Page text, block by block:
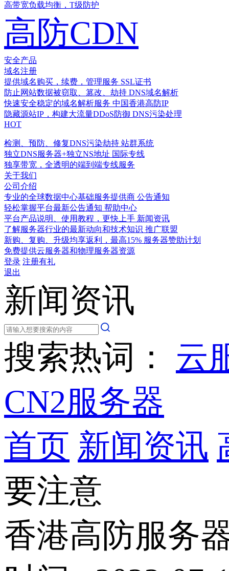
高带宽负载均衡，T级防护
高防CDN
安全产品
域名注册
提供域名购买，续费，管理服务 SSL证书
防止网站数据被窃取、篡改、劫持 DNS域名解析
快速安全稳定的域名解析服务 中国香港高防IP
隐藏源站IP，构建大流量DDoS防御 DNS污染处理
HOT
检测、预防、修复DNS污染劫持 站群系统
独立DNS服务器+独立NS地址 国际专线
独享带宽，全透明的端到端专线服务
关于我们
公司介绍
专业的全球数据中心基础服务提供商 公告通知
轻松掌握平台最新公告通知 帮助中心
平台产品说明、使用教程，更快上手 新闻资讯
了解服务器行业的最新动向和技术知识 推广联盟
新购、复购、升级均享返利，最高15% 服务器赞助计划
免费提供云服务器和物理服务器资源
登录 注册有礼
退出
新闻资讯
搜索热词： 云
CN2服务器
首页 新闻资讯
要注意
香港高防服务